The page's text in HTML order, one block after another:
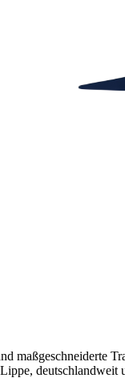
maßgeschneiderte
deutschlandweit